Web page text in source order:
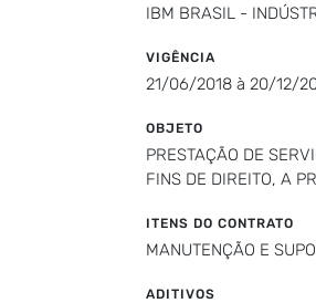
IBM BRASIL -
VIGÊNCIA
21/06/2018 à 20/12/
OBJETO
PRESTAÇÃO DE
FINS DE DIREITO, A
ITENS DO CONTRATO
MANUTENÇÃO E
ADITIVOS